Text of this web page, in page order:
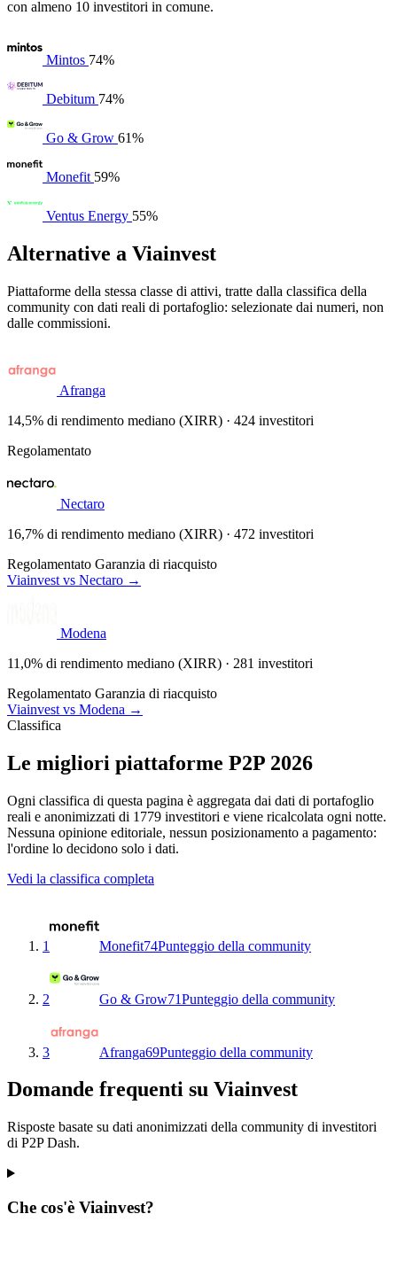
con almeno 10 investitori in comune.
Mintos 74%
Debitum 74%
Go & Grow 61%
Monefit 59%
Ventus Energy 55%
Alternative a Viainvest
Piattaforme della stessa classe di attivi, tratte dalla classifica della
community con dati reali di portafoglio: selezionate dai numeri, non
dalle commissioni.
Afranga
14,5% di rendimento mediano (XIRR) · 424 investitori
Regolamentato
Nectaro
16,7% di rendimento mediano (XIRR) · 472 investitori
Regolamentato Garanzia di riacquisto
Viainvest vs Nectaro →
Modena
11,0% di rendimento mediano (XIRR) · 281 investitori
Regolamentato Garanzia di riacquisto
Viainvest vs Modena →
Classifica
Le migliori piattaforme P2P 2026
Ogni classifica di questa pagina è aggregata dai dati di portafoglio
reali e anonimizzati di 1779 investitori e viene ricalcolata ogni notte.
Nessuna opinione editoriale, nessun posizionamento a pagamento:
l'ordine lo decidono solo i dati.
Vedi la classifica completa
1 Monefit74Punteggio della community
2 Go & Grow71Punteggio della community
3 Afranga69Punteggio della community
Domande frequenti su Viainvest
Risposte basate su dati anonimizzati della community di investitori
di P2P Dash.
Che cos'è Viainvest?